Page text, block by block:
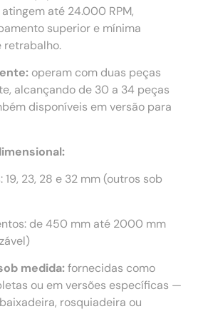
até 24.000 RPM,
superior e mínima
retrabalho.
operam com duas peças
alcançando de 30 a 34 peças
disponíveis em versão para
19, 23, 28 e 32 mm (outros sob
de 450 mm até 2000 mm
medida:fornecidas como
ou em versões específicas —
rosquiadeira ou